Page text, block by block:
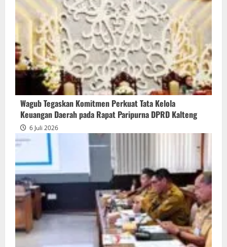
Wagub Tegaskan Komitmen Perkuat Tata Kelola
Keuangan Daerah pada Rapat Paripurna DPRD Kalteng
6 Juli 2026